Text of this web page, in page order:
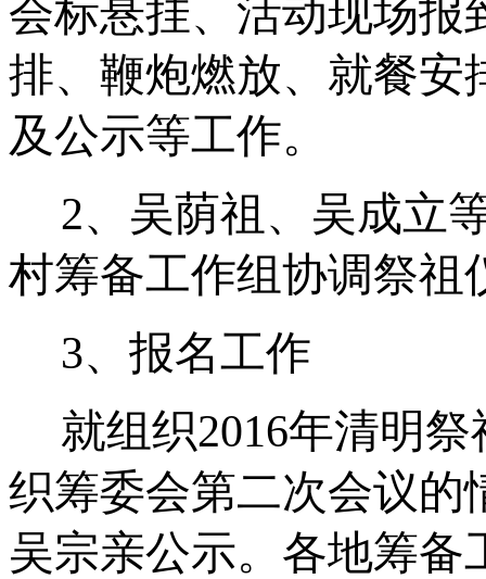
会标悬挂、活动现场报
排、鞭炮燃放、就餐安
及公示等工作。
2、吴荫祖、吴成立
村筹备工作组协调祭祖
3、报名工作
就组织2016年清明祭
织筹委会第二次会议的
吴宗亲公示。各地筹备